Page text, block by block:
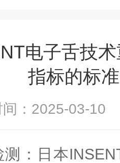
电子舌技
指标的标
间：2025-03-
测：日本